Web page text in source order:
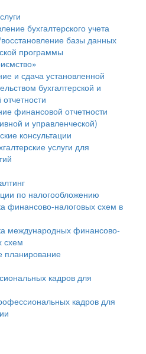
бухгалтерского учета
базы данных
программы
и сдача установленной
бухгалтерской и
финансовой отчетности
и управленческой)
консультации
услуги для
по налогообложению
финансово-налоговых схем в
международных финансово-
схем
планирование
кадров для
кадров для